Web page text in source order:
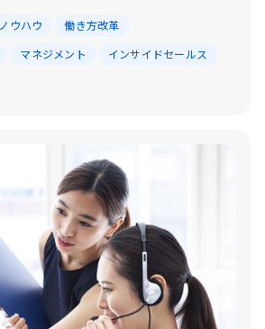
ウハウ
働き方改革
マネジメント
インサイドセールス